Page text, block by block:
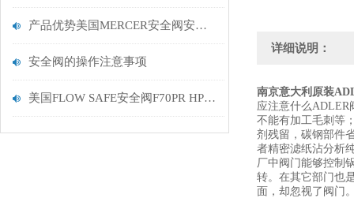
产品优势美国MERCER安全阀安全起跳
安全阀的操作注意事项
美国FLOW SAFE安全阀F70PR HP先导阀
详细说明：
南京意大利原装
应注意什么ADLER
不能有加工毛刺等
剂残留，碳钢部件
者精密滤纸沾分析
厂中阀门能够控制
转。在其它部门也
面，却忽视了阀门